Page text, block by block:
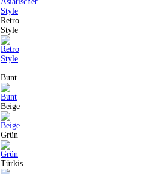
Retro
Style
Bunt
Beige
Grün
Türkis